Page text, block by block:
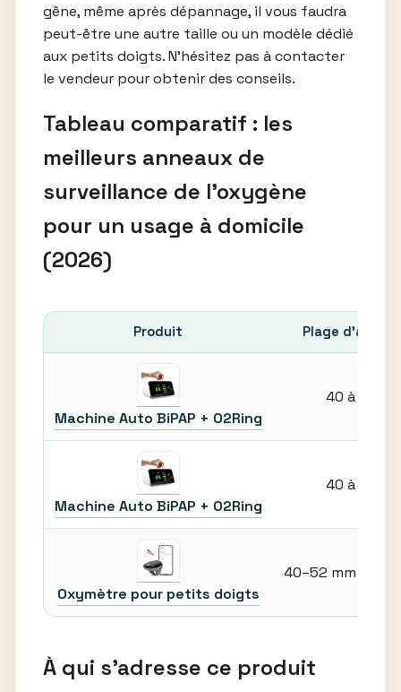
gêne, même après dépannage, il vous faudra
peut-être une autre taille ou un modèle dédié
aux petits doigts. N’hésitez pas à contacter
le vendeur pour obtenir des conseils.
Tableau comparatif : les
meilleurs anneaux de
surveillance de l’oxygène
pour un usage à domicile
(2026)
Produit Plage
Machine Auto BiPAP + O2Ring
40 à 52
Machine Auto BiPAP + O2Ring
40 à 52
Oxymètre pour petits doigts
40–52 mm
À qui s’adresse ce produit